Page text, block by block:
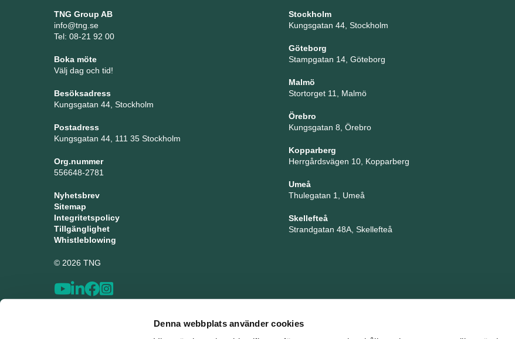
Denna webbplats använder cookies
TNG Group AB
info@tng.se
Tel: 08-21 92 00
Boka möte
Välj dag och tid!
Besöksadress
Kungsgatan 44, Stockholm
Postadress
Kungsgatan 44, 111 35 Stockholm
Org.nummer
556648-2781
Nyhetsbrev
Sitemap
Integritetspolicy
Tillgänglighet
Whistleblowing
© 2026 TNG
Stockholm
Kungsgatan 44, Stockholm
Göteborg
Stampgatan 14, Göteborg
Malmö
Stortorget 11, Malmö
Örebro
Kungsgatan 8, Örebro
Kopparberg
Herrgårdsvägen 10, Kopparberg
Umeå
Thulegatan 1, Umeå
Skellefteå
Strandgatan 48A, Skellefteå